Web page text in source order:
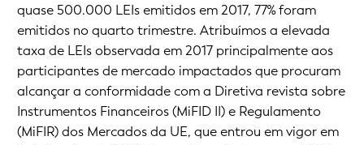
quase 500.000 LEIs emitidos em 2017, 77% foram
emitidos no quarto trimestre. Atribuímos a elevada
taxa de LEIs observada em 2017 principalmente aos
participantes de mercado impactados que procuram
alcançar a conformidade com a Diretiva revista sobre
Instrumentos Financeiros (MiFID II) e Regulamento
(MiFIR) dos Mercados da UE, que entrou em vigor em